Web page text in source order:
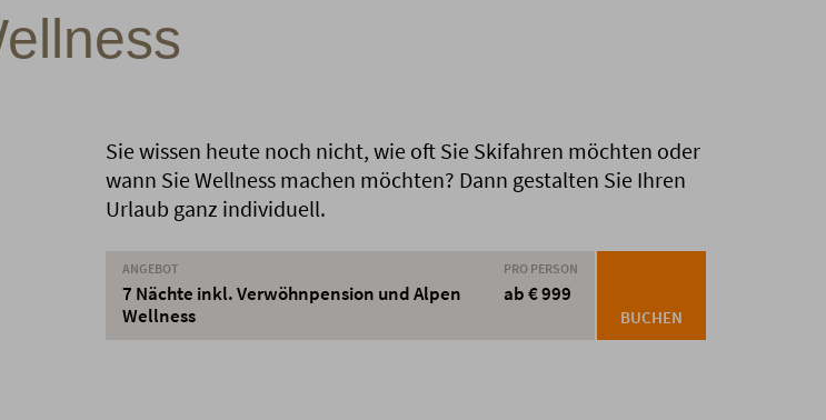
Sie wissen heute noch nicht, wie oft Sie Skifahren möchten oder
wann Sie Wellness machen möchten? Dann gestalten Sie Ihren
Urlaub ganz individuell.
ANGEBOT
7 Nächte inkl. Verwöhnpension und Alpen
Wellness
PRO PERSON
ab € 999
BUCHEN